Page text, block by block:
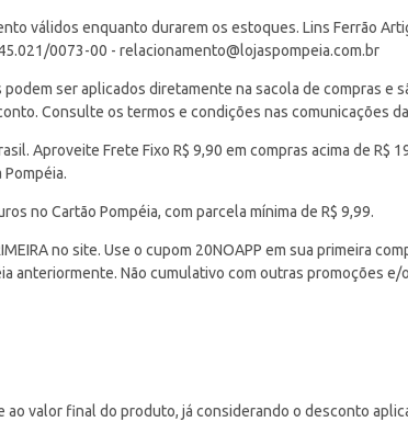
válidos enquanto durarem os estoques. Lins Ferrão
0073-00 - relacionamento@lojaspompeia.com.br
ser aplicados diretamente na sacola de compras e
Consulte os termos e condições nas comunicações
Aproveite Frete Fixo R$ 9,90 em compras acima de
no Cartão Pompéia, com parcela mínima de R$ 9,99.
no site. Use o cupom 20NOAPP em sua primeira
anteriormente. Não cumulativo com outras promoções
ao valor final do produto, já considerando o desconto